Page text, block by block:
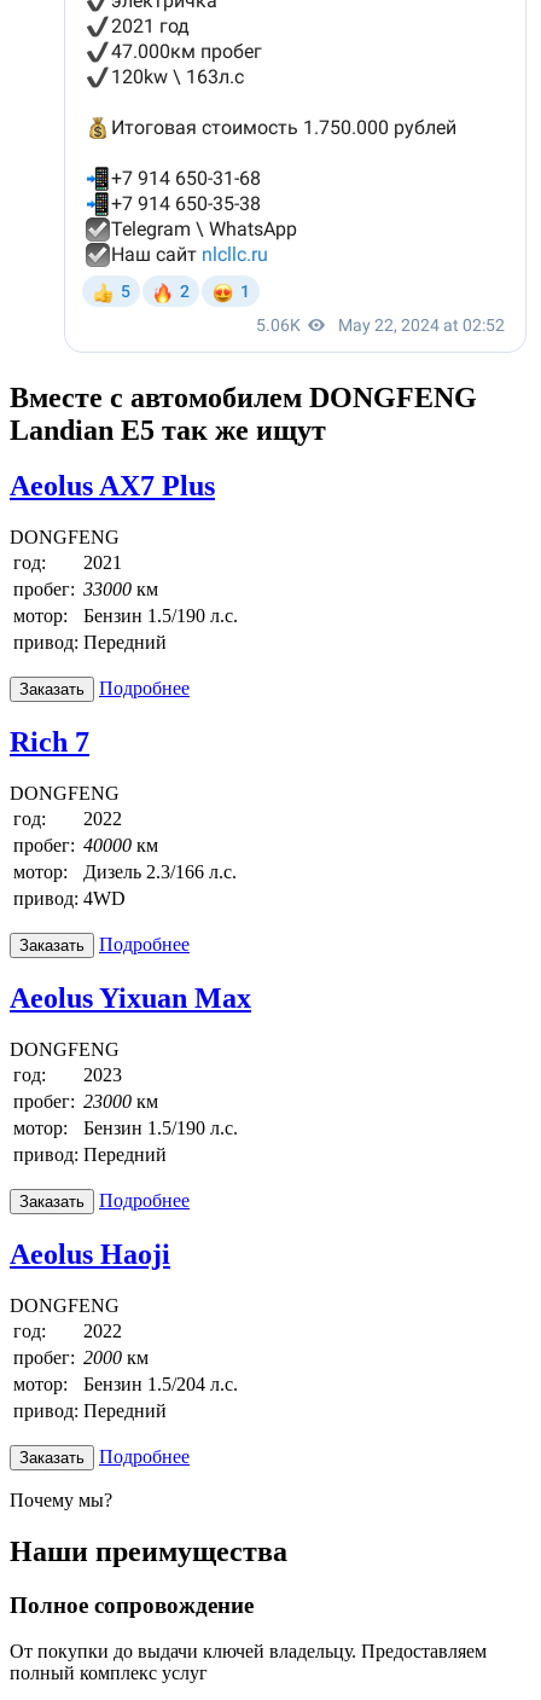
Вместе с автомобилем DONGFENG
Landian E5 так же ищут
Aeolus AX7 Plus
DONGFENG
год:
2021
пробег: 33000 км
мотор:
Бензин 1.5/190 л.с.
привод: Передний
Заказать Подробнее
Rich 7
DONGFENG
год:
2022
пробег: 40000 км
мотор:
Дизель 2.3/166 л.с.
привод: 4WD
Заказать Подробнее
Aeolus Yixuan Max
DONGFENG
год:
2023
пробег: 23000 км
мотор:
Бензин 1.5/190 л.с.
привод: Передний
Заказать Подробнее
Aeolus Haoji
DONGFENG
год:
2022
пробег: 2000 км
мотор:
Бензин 1.5/204 л.с.
привод: Передний
Заказать Подробнее
Почему мы?
Наши преимущества
Полное сопровождение
От покупки до выдачи ключей владельцу. Предоставляем
полный комплекс услуг